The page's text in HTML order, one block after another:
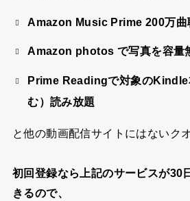
Amazon Music Prime 200万曲
Amazon photos で写真を容量
Prime Readingで対象のKindle
む）読み放題
と他の動画配信サイトにはないク
初回登録なら上記のサービスが30
きるので、